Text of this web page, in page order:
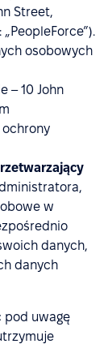
Street,
osobowych
– 10 John
w
danych,
danych
pod uwagę